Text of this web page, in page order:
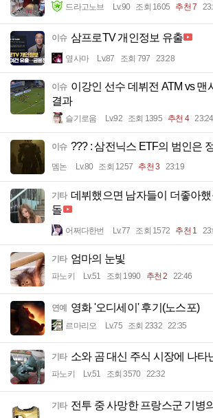
드라고노브 Lv.90 조회 1605 추천 7
이슈 삼프로TV 개인정보 유출
옆사마 Lv.87 조회 797 23:28
이슈 이강인 선수 데뷔전 ATM vs 맨
결과
슬기로움 Lv.92 조회 1395 추천 4 23:24
이슈 ??? : 삼전닉스 ETF의 범인은
멤논 Lv.80 조회 1257 추천 3 23:19
기타 데뷔했으면 남자들이 더좋아
돌
어쩌다한번 Lv.77 조회 1572 추천 1
기타 엄마의 눈빛
파노키 Lv.51 조회 1990 추천 2 22:46
연예 영화 '오디세이' 후기(노스포)
르마리오 Lv.75 조회 2332 22:35
기타 소와 곰 대신 주식 시장에 나타
파노키 Lv.51 조회 3570 22:32
기타 전투 중 사망한 프랑스군 기병